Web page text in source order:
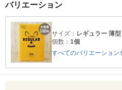
バリエーション
サイズ： レギュラー 薄
個数： 1個
すべてのバリエーション